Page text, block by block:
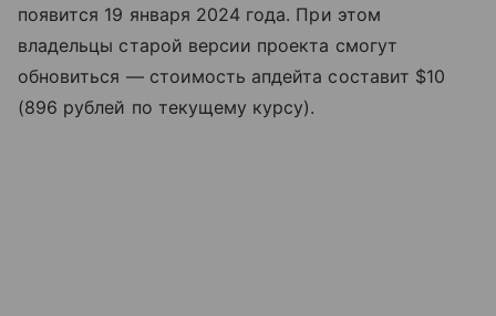
появится 19 января 2024 года. При этом
владельцы старой версии проекта смогут
обновиться — стоимость апдейта составит $10
(896 рублей по текущему курсу).